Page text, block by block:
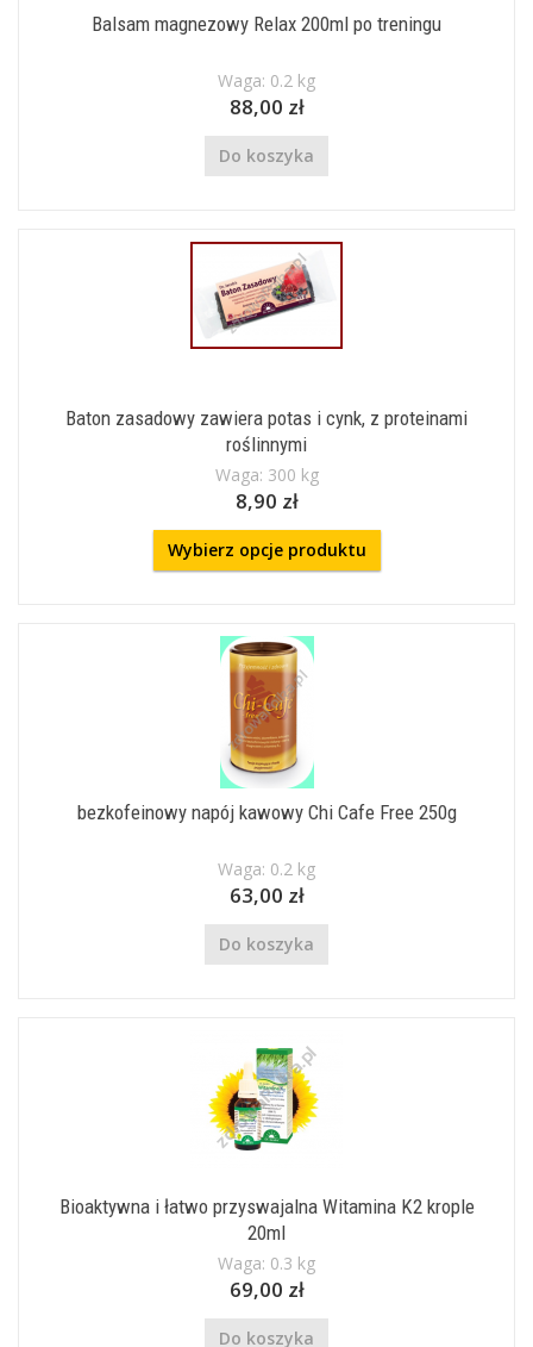
Balsam magnezowy Relax 200ml po treningu
Waga: 0.2 kg
88,00 zł
Do koszyka
Baton zasadowy zawiera potas i cynk, z proteinami
roślinnymi
Waga: 300 kg
8,90 zł
Wybierz opcje produktu
bezkofeinowy napój kawowy Chi Cafe Free 250g
Waga: 0.2 kg
63,00 zł
Do koszyka
Bioaktywna i łatwo przyswajalna Witamina K2 krople
20ml
Waga: 0.3 kg
69,00 zł
Do koszyka